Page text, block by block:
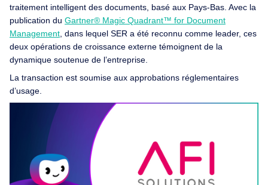
traitement intelligent des documents, basé aux Pays-Bas. Avec la
publication du Gartner® Magic Quadrant™ for Document
Management , dans lequel SER a été reconnu comme leader, ces
deux opérations de croissance externe témoignent de la
dynamique soutenue de l’entreprise.
La transaction est soumise aux approbations réglementaires
d’usage.